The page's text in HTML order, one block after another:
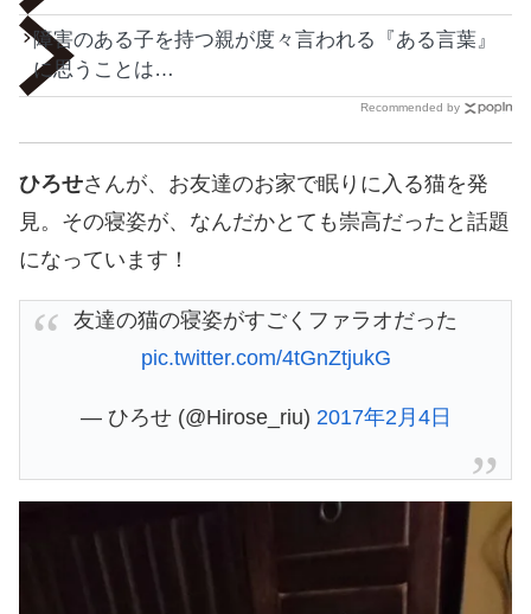
障害のある子を持つ親が度々言われる『ある言葉』
に思うことは…
Recommended by
ひろせさんが、お友達のお家で眠りに入る猫を発
見。その寝姿が、なんだかとても崇高だったと話題
になっています！
友達の猫の寝姿がすごくファラオだった
pic.twitter.com/4tGnZtjukG
— ひろせ (@Hirose_riu) 2017年2月4日